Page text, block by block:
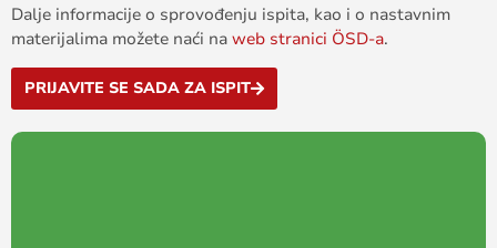
Dalje informacije o sprovođenju ispita, kao i o nastavnim
materijalima možete naći na web stranici ÖSD-a.
PRIJAVITE SE SADA ZA ISPIT